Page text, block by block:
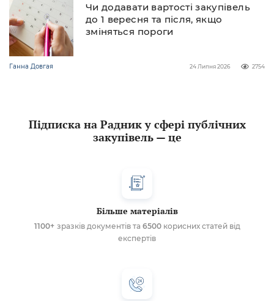
Чи додавати вартості закупівель
до 1 вересня та після, якщо
зміняться пороги
Ганна Довгая 2754
24 Липня 2026
Підписка на Радник у сфері публічних
закупівель — це
Більше матеріалів
1100+ зразків документів та 6500корисних статей від
експертів